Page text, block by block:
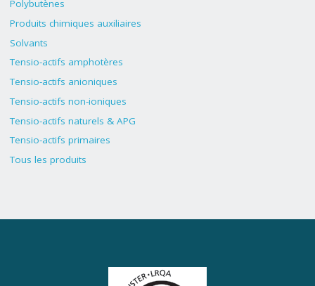
Polybutènes
Produits chimiques auxiliaires
Solvants
Tensio-actifs amphotères
Tensio-actifs anioniques
Tensio-actifs non-ioniques
Tensio-actifs naturels & APG
Tensio-actifs primaires
Tous les produits